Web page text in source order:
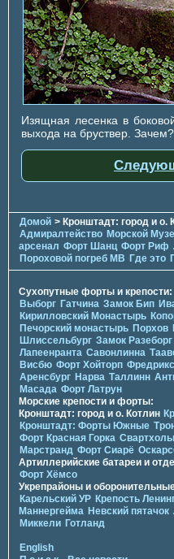
Изящная лесенка в
выхода на бруствер.
Домой > Кронштадт: город и о.
Адмиралтейство Морской
арсенал Форт Шанц Форт Риф
Пороховой погреб МВ Где это
Сухопутные форты и крепости:
Выборг Гатчина Замок Бип
Кирилловский Монастырь
Печорcкий монастырь Порхов
Шлиссельбург Замок Разеборг
Лапеенранта Савонлинна
Висбю Форт Хойторп
Аренсбург Нарва Таллинн
Масада Форт Латрун
Морские крепости и форты:
Кронштадт: город и о. Котлин
Кронштадт: Форты Южные
Форт Красная Горка
Марстранд Форт Сиарё
Артиллерийские батареи и
Форт Хёмсо
Укрепрайоны и
Карельский УР Крепость
Маннергейма Невский пятачок
Миккели Готланд
English